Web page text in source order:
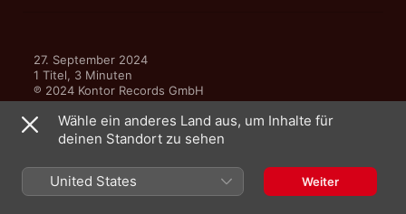
27. September 2024
1 Titel, 3 Minuten
℗ 2024 Kontor Records GmbH
MUSIKLABEL
Kontor Records
Wähle ein anderes Land aus, um Inhalte für
deinen Standort zu sehen
United States Weiter